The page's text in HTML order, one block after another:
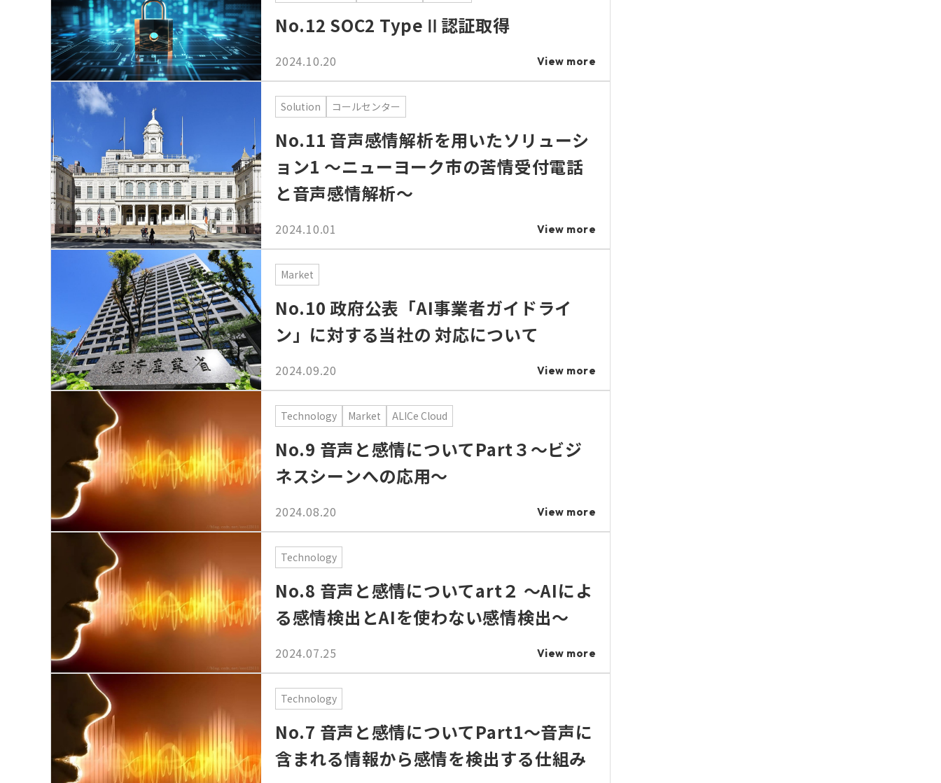
No.12 SOC2 TypeⅡ認証取得
2024.10.20 View more
Solution コールセンター
No.11 音声感情解析を用いたソリューシ
ョン1 ～ニューヨーク市の苦情受付電話
と音声感情解析～
2024.10.01 View more
Market
No.10 政府公表「AI事業者ガイドライ
ン」に対する当社の 対応について
2024.09.20 View more
Technology Market ALICe Cloud
No.9 音声と感情についてPart３～ビジ
ネスシーンへの応用～
2024.08.20 View more
Technology
No.8 音声と感情についてart２ ～AIによ
る感情検出とAIを使わない感情検出～
2024.07.25 View more
Technology
No.7 音声と感情についてPart1～音声に
含まれる情報から感情を検出する仕組み